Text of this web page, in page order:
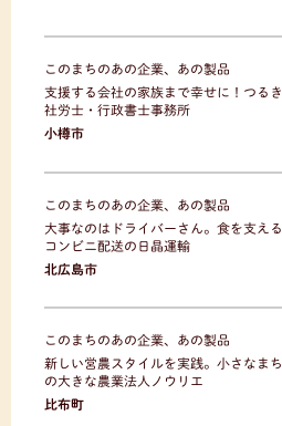
このまちのあの企業、あの製品
支援する会社の家族まで幸せに！つるき
社労士・行政書士事務所
小樽市
このまちのあの企業、あの製品
大事なのはドライバーさん。食を支える
コンビニ配送の日晶運輸
北広島市
このまちのあの企業、あの製品
新しい営農スタイルを実践。小さなまち
の大きな農業法人ノウリエ
比布町